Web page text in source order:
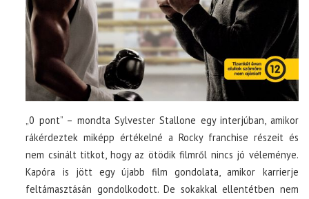
„0 pont” – mondta Sylvester Stallone egy interjúban, amikor
rákérdeztek miképp értékelné a Rocky franchise részeit és
nem csinált titkot, hogy az ötödik filmről nincs jó véleménye.
Kapóra is jött egy újabb film gondolata, amikor karrierje
feltámasztásán gondolkodott. De sokakkal ellentétben nem